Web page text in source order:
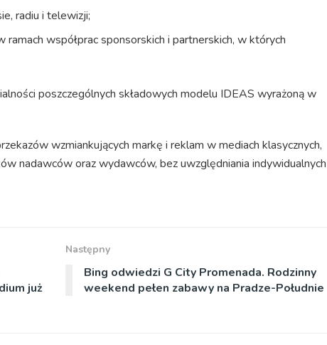
radiu i telewizji;
ramach współprac sponsorskich i partnerskich, w których
poszczególnych składowych modelu IDEAS wyrażoną w
wzmiankujących markę i reklam w mediach klasycznych,
nadawców oraz wydawców, bez uwzględniania indywidualnych
już
Następny
Bing odwiedzi G City Promenada. Rodzinny
weekend pełen zabawy na Pradze-Południe